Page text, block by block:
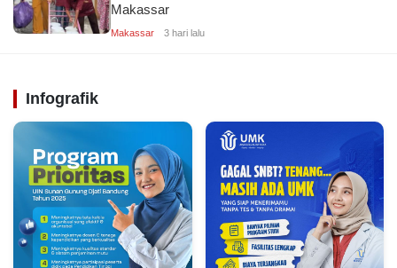
Makassar
Makassar 3 hari lalu
Infografik